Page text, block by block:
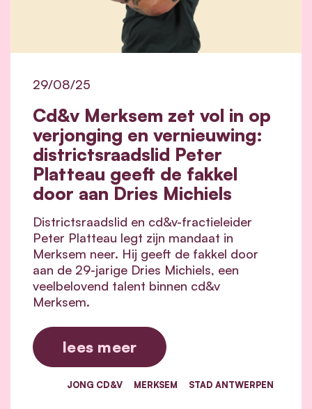
Cd&v Merksem zet vol in op
verjonging en vernieuwing:
districtsraadslid Peter
Platteau geeft de fakkel
door aan Dries Michiels
29/08/25
Districtsraadslid en cd&v-fractieleider
Peter Platteau legt zijn mandaat in
Merksem neer. Hij geeft de fakkel door
aan de 29-jarige Dries Michiels, een
veelbelovend talent binnen cd&v
Merksem.
lees meer
JONG CD&V MERKSEM STAD ANTWERPEN